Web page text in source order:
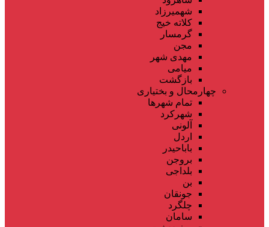
شهمیرزاد
کلاته خیج
گرمسار
مجن
مهدی شهر
میامی
بازگشت
چهارمحال و بختیاری
تمام شهر‌ها
شهرکرد
آلونی
اردل
باباحیدر
بروجن
بلداجی
بن
جونقان
چلگرد
سامان